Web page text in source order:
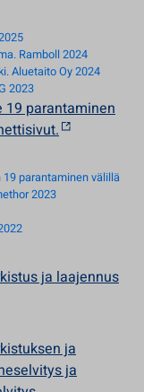
Ramboll 2024
Aluetaito Oy 2024
2023
19 parantaminen
parantaminen välillä
2023
ja laajennus
ja
ja